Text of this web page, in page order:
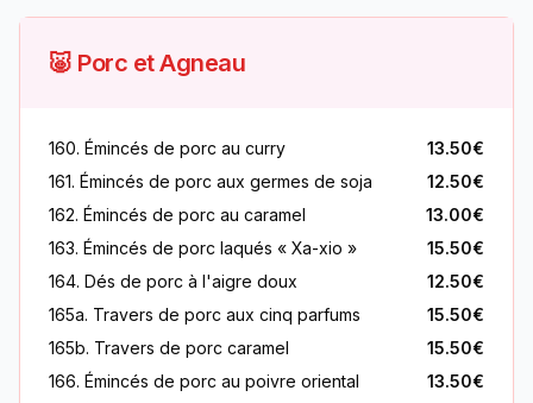
🐷 Porc et Agneau
160. Émincés de porc au curry
13.50€
161. Émincés de porc aux germes de soja
12.50€
162. Émincés de porc au caramel
13.00€
163. Émincés de porc laqués « Xa-xio »
15.50€
164. Dés de porc à l'aigre doux
12.50€
165a. Travers de porc aux cinq parfums
15.50€
165b. Travers de porc caramel
15.50€
166. Émincés de porc au poivre oriental
13.50€